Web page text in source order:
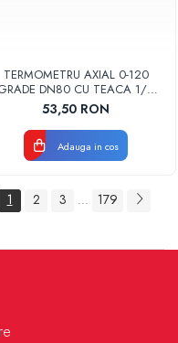
TERMOMETRU AXIAL 0-120
DN80 CU TEACA 1/2
TB80-100 FIMET
53,50 RON
Adauga in cos
1 2 3 ... 179